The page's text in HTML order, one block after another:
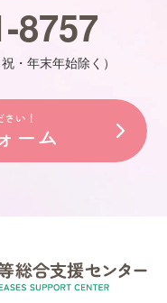
8757
・年末年始除く）
い！
ーム